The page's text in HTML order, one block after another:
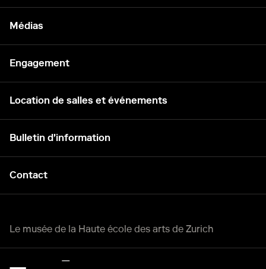
Médias
Engagement
Location de salles et événements
Bulletin d'information
Contact
Le musée de la Haute école des arts de Zurich